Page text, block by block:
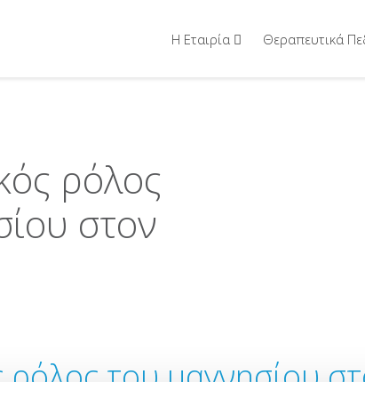
Η Εταιρία Θεραπευτικά
ρόλος
στον
του μαγνησίου